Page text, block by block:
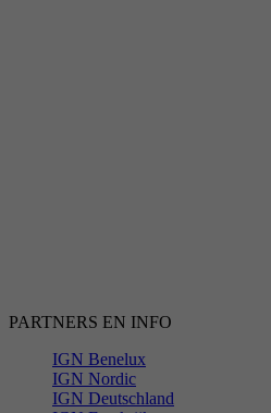
PARTNERS EN INFO
IGN Benelux
IGN Nordic
IGN Deutschland